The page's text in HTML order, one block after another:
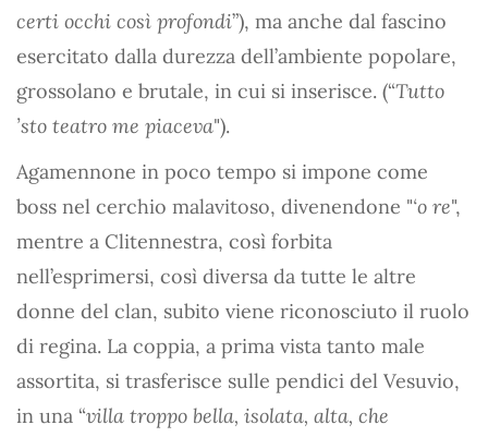
certi occhi così profondi”), ma anche dal fascino
esercitato dalla durezza dell’ambiente popolare,
grossolano e brutale, in cui si inserisce. (“Tutto
’sto teatro me piaceva").
Agamennone in poco tempo si impone come
boss nel cerchio malavitoso, divenendone "‘o re",
mentre a Clitennestra, così forbita
nell’esprimersi, così diversa da tutte le altre
donne del clan, subito viene riconosciuto il ruolo
di regina. La coppia, a prima vista tanto male
assortita, si trasferisce sulle pendici del Vesuvio,
in una “villa troppo bella, isolata, alta, che